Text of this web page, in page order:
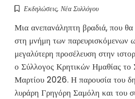
Εκδηλώσεις, Νέα Συλλόγου
Μια ανεπανάληπτη βραδιά, που θα
στη μνήμη των παρευρισκόμενων
μεγαλύτερη προσέλευση στην
ο Σύλλογος Κρητικών Ημαθίας
Μαρτίου 2026. Η παρουσία του
λυράρη Γρηγόρη Σαμόλη και του